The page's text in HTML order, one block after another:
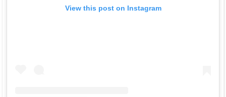
View this post on Instagram